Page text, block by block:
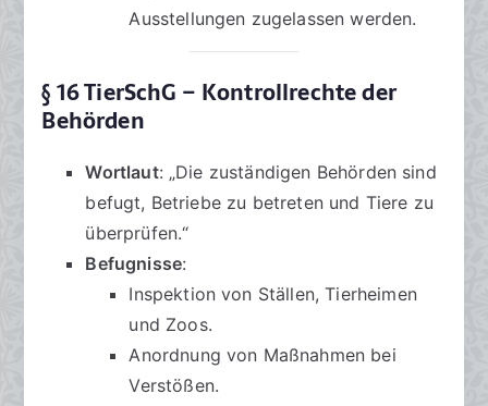
Ausstellungen zugelassen werden.
§ 16 TierSchG – Kontrollrechte der
Behörden
Wortlaut: „Die zuständigen Behörden sind
befugt, Betriebe zu betreten und Tiere zu
überprüfen.“
Befugnisse:
Inspektion von Ställen, Tierheimen
und Zoos.
Anordnung von Maßnahmen bei
Verstößen.